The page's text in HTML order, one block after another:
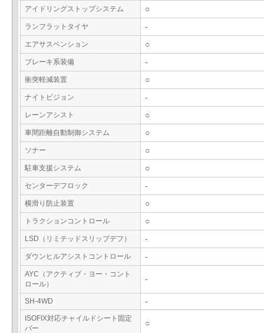
アイドリングストップシステム ○
ランフラットタイヤ -
エアサスペンション ○
ブレーキ系装備 -
衝突軽減装置 ○
ナイトビジョン -
レーンアシスト ○
車間距離自動制御システム ○
ソナー ○
駐車支援システム ○
センターデフロック -
横滑り防止装置 ○
トラクションコントロール ○
LSD（リミテッドスリップデフ） -
ダウンヒルアシストコントロール -
AYC（アクティブ・ヨー・コント
ロール）
-
SH-4WD -
ISOFIX対応チャイルドシート固定
バー
○